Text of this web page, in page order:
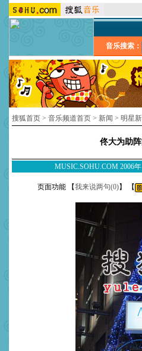
音乐搜索：
搜狐首页 > 音乐频道首页 > 新闻 > 明星
佟大为助
MUSIC.SOHU.COM 2006
页面功能 【我来说两句(0)】 【